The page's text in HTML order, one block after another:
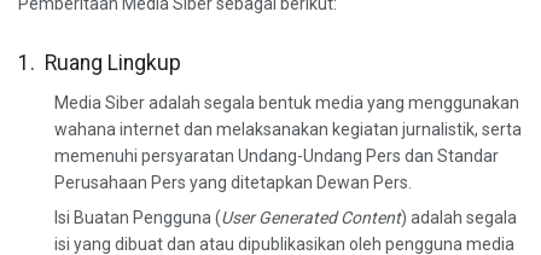
Pemberitaan Media Siber sebagai berikut:
1. Ruang Lingkup
Media Siber adalah segala bentuk media yang menggunakan
wahana internet dan melaksanakan kegiatan jurnalistik, serta
memenuhi persyaratan Undang-Undang Pers dan Standar
Perusahaan Pers yang ditetapkan Dewan Pers.
Isi Buatan Pengguna (User Generated Content) adalah segala
isi yang dibuat dan atau dipublikasikan oleh pengguna media